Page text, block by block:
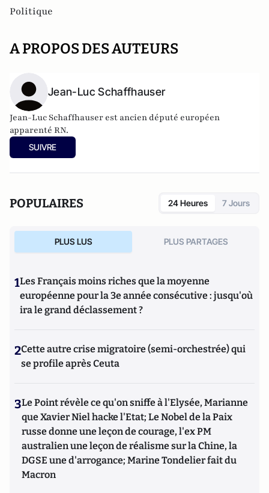
Politique
A PROPOS DES AUTEURS
Jean-Luc Schaffhauser
Jean-Luc Schaffhauser est ancien député européen
apparenté RN.
SUIVRE
POPULAIRES 24 Heures 7 Jours
PLUS LUS PLUS PARTAGES
1Les Français moins riches que la moyenne
européenne pour la 3e année consécutive : jusqu'où
ira le grand déclassement ?
2Cette autre crise migratoire (semi-orchestrée) qui
se profile après Ceuta
3Le Point révèle ce qu'on sniffe à l'Elysée, Marianne
que Xavier Niel hacke l'Etat; Le Nobel de la Paix
russe donne une leçon de courage, l'ex PM
australien une leçon de réalisme sur la Chine, la
DGSE une d'arrogance; Marine Tondelier fait du
Macron